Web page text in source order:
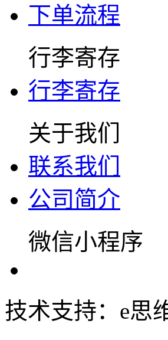
下单流程
行李寄存
行李寄存
关于我们
联系我们
公司简介
微信小程序
技术支持：e思